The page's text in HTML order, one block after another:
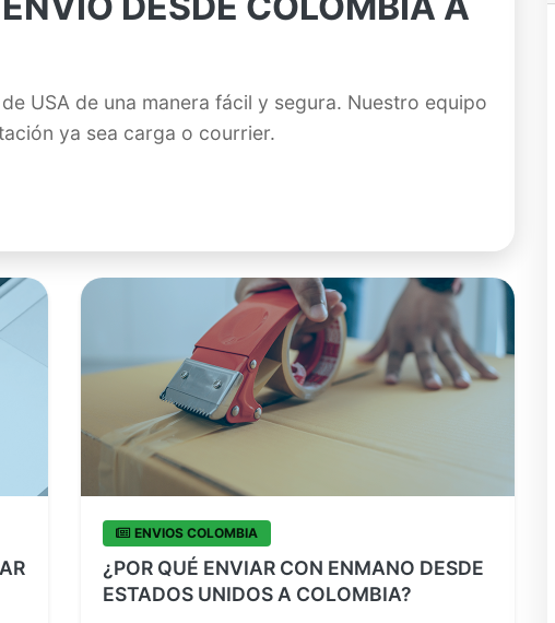
USA de una manera fácil y segura. Nuestro equipo
ya sea carga o courrier.
ENVIOS COLOMBIA
¿POR QUÉ ENVIAR CON ENMANO DESDE
ESTADOS UNIDOS A COLOMBIA?